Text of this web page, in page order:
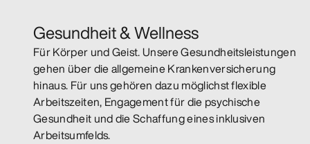
Gesundheit & Wellness
Für Körper und Geist. Unsere Gesundheitsleistungen
gehen über die allgemeine Krankenversicherung
hinaus. Für uns gehören dazu möglichst flexible
Arbeitszeiten, Engagement für die psychische
Gesundheit und die Schaffung eines inklusiven
Arbeitsumfelds.